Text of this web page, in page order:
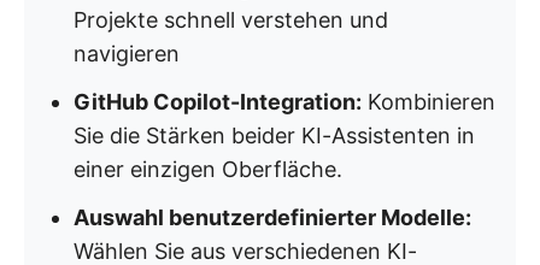
Projekte schnell verstehen und
navigieren
GitHub Copilot-Integration: Kombinieren
Sie die Stärken beider KI-Assistenten in
einer einzigen Oberfläche.
Auswahl benutzerdefinierter Modelle:
Wählen Sie aus verschiedenen KI-